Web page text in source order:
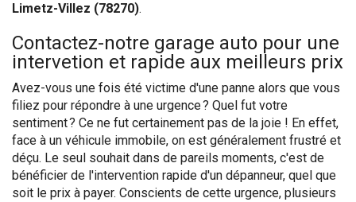
Limetz-Villez (78270).
Contactez-notre garage auto pour une
intervetion et rapide aux meilleurs prix
Avez-vous une fois été victime d'une panne alors que vous
filiez pour répondre à une urgence ? Quel fut votre
sentiment ? Ce ne fut certainement pas de la joie ! En effet,
face à un véhicule immobile, on est généralement frustré et
déçu. Le seul souhait dans de pareils moments, c'est de
bénéficier de l'intervention rapide d'un dépanneur, quel que
soit le prix à payer. Conscients de cette urgence, plusieurs